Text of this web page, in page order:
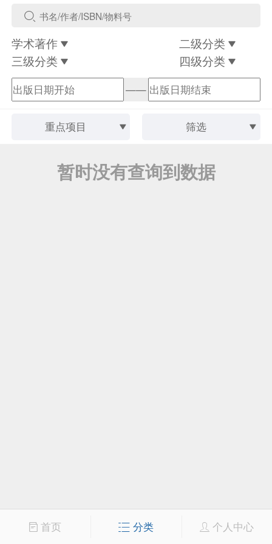
学术著作
二级分类
三级分类
四级分类
——
重点项目 筛选
暂时没有查询到数据
首页 分类 个人中心